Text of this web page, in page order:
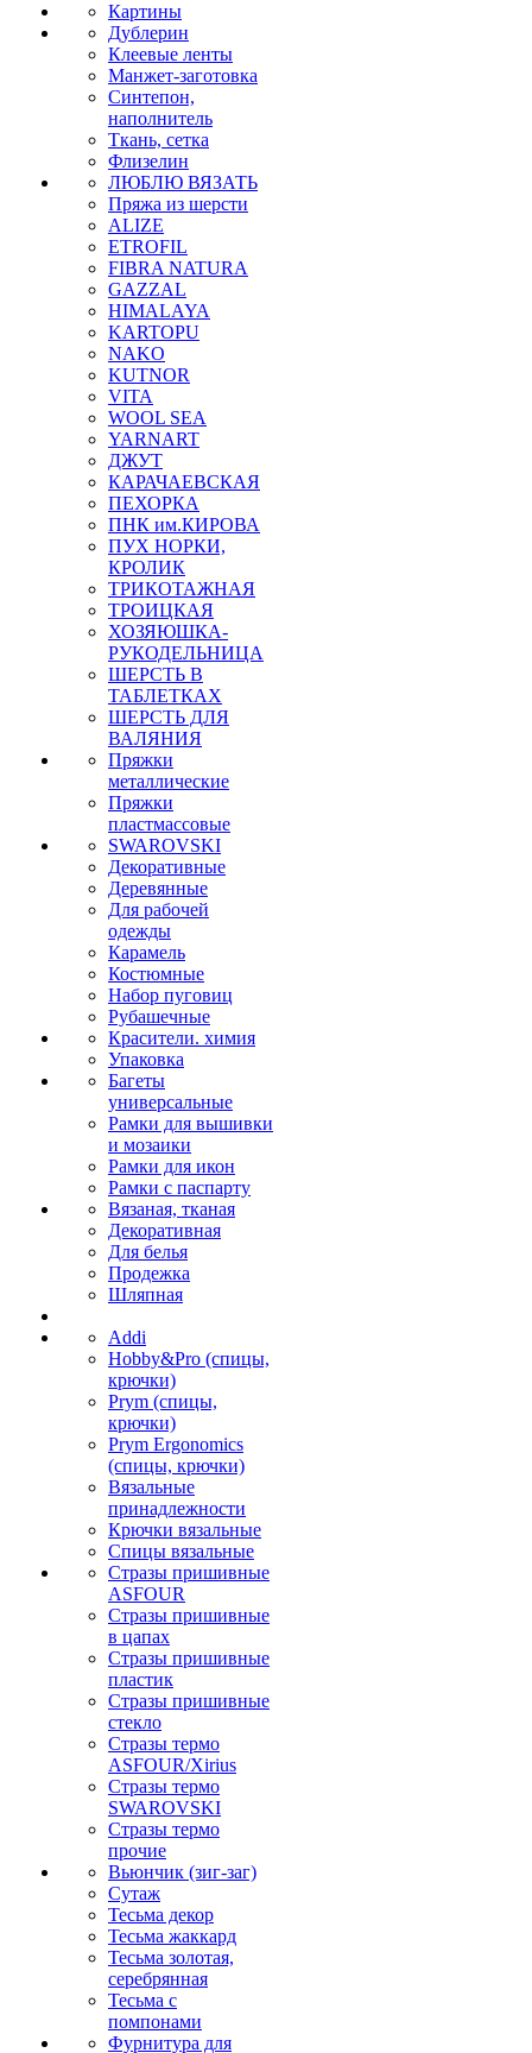
Картины
Дублерин
Клеевые ленты
Манжет-заготовка
Синтепон,
наполнитель
Ткань, сетка
Флизелин
ЛЮБЛЮ ВЯЗАТЬ
Пряжа из шерсти
ALIZE
ETROFIL
FIBRA NATURA
GAZZAL
HIMALAYA
KARTOPU
NAKO
KUTNOR
VITA
WOOL SEA
YARNART
ДЖУТ
КАРАЧАЕВСКАЯ
ПЕХОРКА
ПНК им.КИРОВА
ПУХ НОРКИ,
КРОЛИК
ТРИКОТАЖНАЯ
ТРОИЦКАЯ
ХОЗЯЮШКА-
РУКОДЕЛЬНИЦА
ШЕРСТЬ В
ТАБЛЕТКАХ
ШЕРСТЬ ДЛЯ
ВАЛЯНИЯ
Пряжки
металлические
Пряжки
пластмассовые
SWAROVSKI
Декоративные
Деревянные
Для рабочей
одежды
Карамель
Костюмные
Набор пуговиц
Рубашечные
Красители. химия
Упаковка
Багеты
универсальные
Рамки для вышивки
и мозаики
Рамки для икон
Рамки с паспарту
Вязаная, тканая
Декоративная
Для белья
Продежка
Шляпная
Addi
Hobby&Pro (спицы,
крючки)
Prym (спицы,
крючки)
Prym Ergonomics
(спицы, крючки)
Вязальные
принадлежности
Крючки вязальные
Спицы вязальные
Стразы пришивные
ASFOUR
Стразы пришивные
в цапах
Стразы пришивные
пластик
Стразы пришивные
стекло
Стразы термо
ASFOUR/Xirius
Стразы термо
SWAROVSKI
Стразы термо
прочие
Вьюнчик (зиг-заг)
Сутаж
Тесьма декор
Тесьма жаккард
Тесьма золотая,
серебрянная
Тесьма с
помпонами
Фурнитура для